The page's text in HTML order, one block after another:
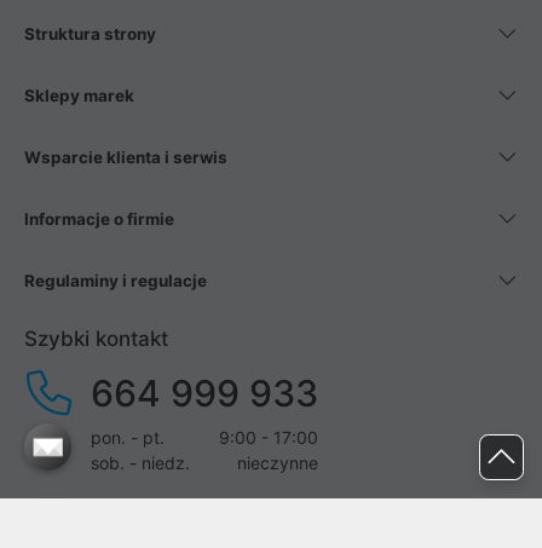
Struktura strony
Sklepy marek
Wsparcie klienta i serwis
Informacje o firmie
Regulaminy i regulacje
Szybki kontakt
664 999 933
pon. - pt.
9:00 - 17:00
sob. - niedz.
nieczynne